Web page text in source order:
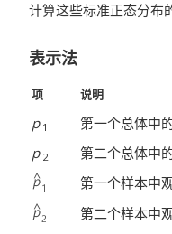
计算这些标准正态分布
表示法
项 说明
p 1
第一个总体中
p 2
第二个总体中
第一个样本中
第二个样本中